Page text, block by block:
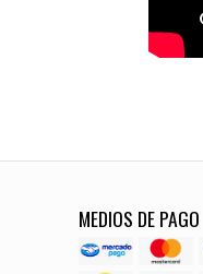
MEDIOS DE PAGO